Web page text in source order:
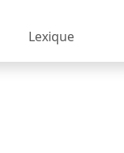
Lexique